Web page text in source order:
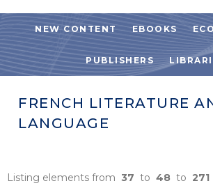
NEW CONTENT EBOOKS
PUBLISHERS
FRENCH LITERATURE
LANGUAGE
Listing elements from 37 to 48 to 271